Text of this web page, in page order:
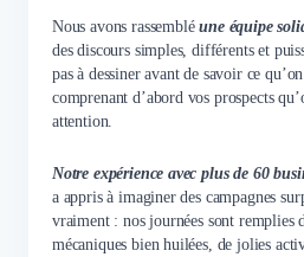
Nous avons rassembléune équipe
des discours simples, différents et
pas à dessiner avant de savoir ce
comprenant d’abord vos prospects
attention.
Notre expérience avec plus de 60
a appris à imaginer des campagnes
vraiment : nos journées sont remplies
mécaniques bien huilées, de jolies